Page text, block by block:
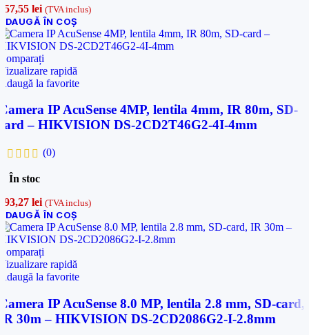
lei (TVA inclus)
ÎN COȘ
rapidă
la favorite
IP AcuSense 4MP, lentila 4mm, IR 80m, SD-
– HIKVISION DS-2CD2T46G2-4I-4mm
(0)
În stoc
lei (TVA inclus)
ÎN COȘ
rapidă
la favorite
IP AcuSense 8.0 MP, lentila 2.8 mm, SD-card,
30m – HIKVISION DS-2CD2086G2-I-2.8mm